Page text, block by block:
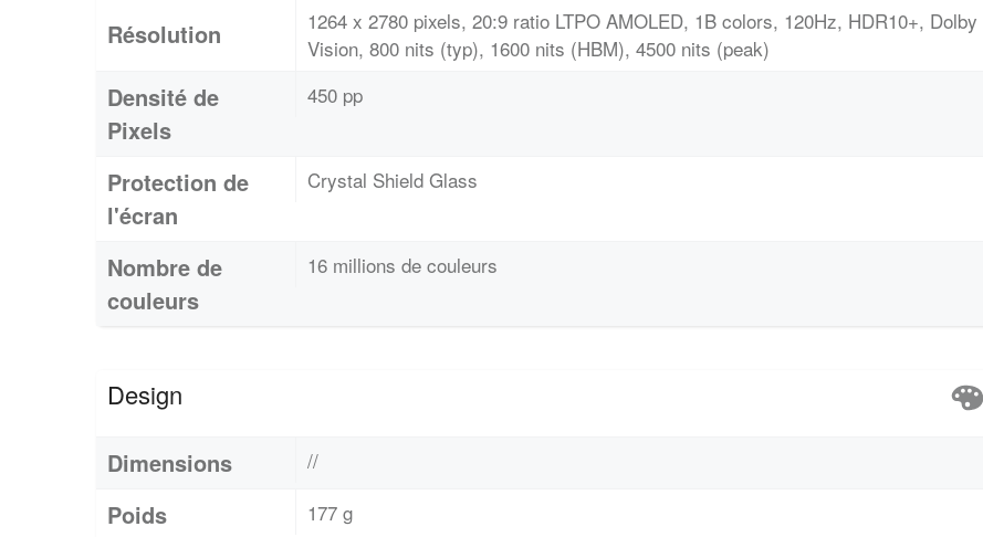
Résolution
1264 x 2780 pixels, 20:9 ratio LTPO AMOLED, 1B colors, 120Hz, HDR10+, Dolby
Vision, 800 nits (typ), 1600 nits (HBM), 4500 nits (peak)
Densité de
Pixels
450 pp
Protection de
l'écran
Crystal Shield Glass
Nombre de
couleurs
16 millions de couleurs
Design
Dimensions //
Poids 177 g